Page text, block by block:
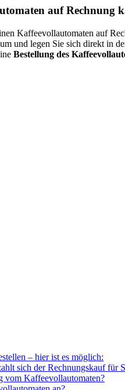
auf Rechnung
Kaffeevollautomaten auf
und legen Sie sich direkt in
Bestellung des
– hier ist es möglich:
sich der Rechnungskauf für
vom Kaffeevollautomaten?